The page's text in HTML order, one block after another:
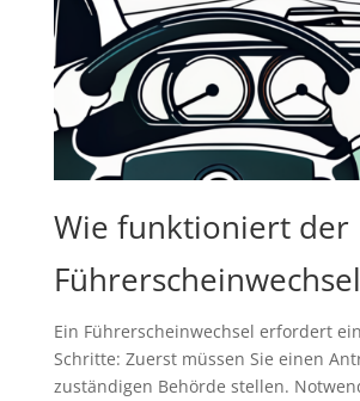
Wie funktioniert der
Ein Führerscheinwechsel erfordert
Schritte: Zuerst müssen Sie einen
zuständigen Behörde stellen.